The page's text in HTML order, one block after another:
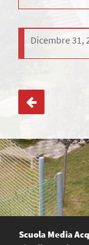
Dicembre 31,
Navigazione
articoli
Scuola Media